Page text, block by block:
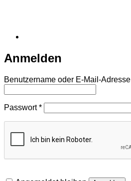
Anmelden
Benutzername oder E-Mail-Adresse
Passwort*Erforderlich